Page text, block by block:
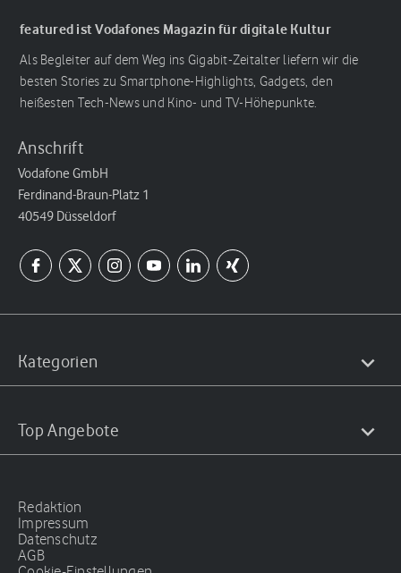
featured ist Vodafones Magazin für digitale Kultur
Als Begleiter auf dem Weg ins Gigabit-Zeitalter liefern wir die
besten Stories zu Smartphone-Highlights, Gadgets, den
heißesten Tech-News und Kino- und TV-Höhepunkte.
Anschrift
Vodafone GmbH
Ferdinand-Braun-Platz 1
40549 Düsseldorf
Kategorien
Top Angebote
Redaktion
Impressum
Datenschutz
AGB